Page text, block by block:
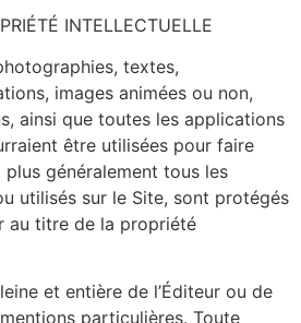
INTELLECTUELLE
textes,
images animées ou non,
ainsi que toutes les applications
être utilisées pour faire
généralement tous les
utilisés sur le Site, sont protégés
au titre de la propriété
et entière de l’Éditeur ou de
particulières. Toute